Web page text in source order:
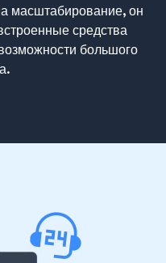
масштабирование, он
средства
большого